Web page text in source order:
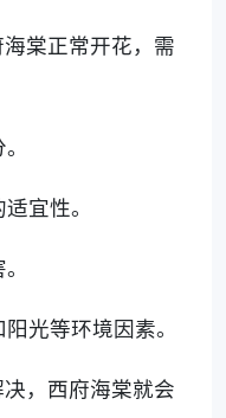
棠正常开花，需
宜性。
光等环境因素。
，西府海棠就会